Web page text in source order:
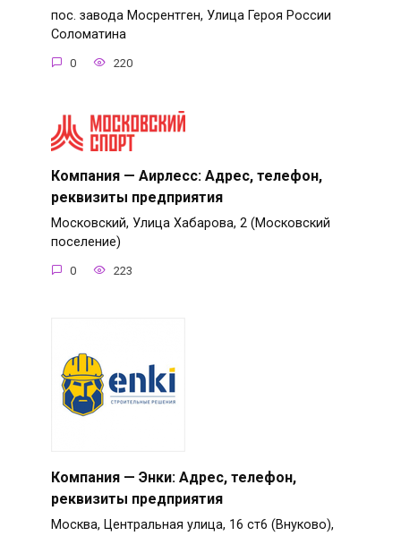
пос. завода Мосрентген, Улица Героя России
Соломатина
0 220
Компания — Аирлесc: Адрес, телефон,
реквизиты предприятия
Московский, Улица Хабарова, 2 (Московский
поселение)
0 223
Компания — Энки: Адрес, телефон,
реквизиты предприятия
Москва, Центральная улица, 16 ст6 (Внуково),